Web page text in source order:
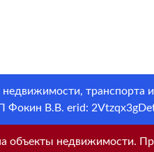
недвижимости, транспорта
Фокин В.В. erid:
объекты недвижимости.